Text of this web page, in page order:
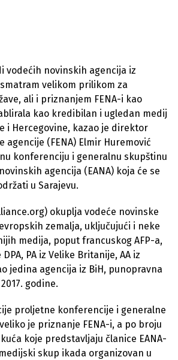
vodećih novinskih agencija iz
velikom prilikom za
ali i priznanjem FENA-i kao
kao kredibilan i ugledan medij
i Hercegovine, kazao je direktor
agencije (FENA) Elmir Huremović
konferenciju i generalnu skupštinu
agencija (EANA) koja će se
u Sarajevu.
okuplja vodeće novinske
zemalja, uključujući i neke
medija, poput francuskog AFP-a,
PA iz Velike Britanije, AA iz
jedina agencija iz BiH, punopravna
godine.
proljetne konferencije i generalne
je priznanje FENA-i, a po broju
koje predstavljaju članice EANA-
skup ikada organizovan u